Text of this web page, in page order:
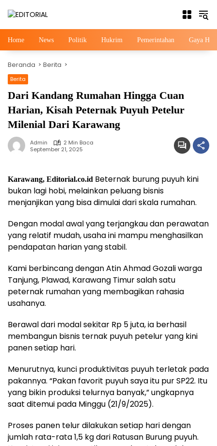
Home News Politik Hukrim Pemerintahan Gaya
Beranda Berita
Berita
Dari Kandang Rumahan Hingga Cuan
Harian, Kisah Peternak Puyuh Petelur
Milenial Dari Karawang
Admin
2 Min Baca
September 21, 2025
Karawang, Editorial.co.id Beternak burung puyuh kini
bukan lagi hobi, melainkan peluang bisnis
menjanjikan yang bisa dimulai dari skala rumahan.
Dengan modal awal yang terjangkau dan perawatan
yang relatif mudah, usaha ini mampu menghasilkan
pendapatan harian yang stabil.
Kami berbincang dengan Atin Ahmad Gozali warga
Tanjung, Plawad, Karawang Timur salah satu
peternak rumahan yang membagikan rahasia
usahanya.
Berawal dari modal sekitar Rp 5 juta, ia berhasil
membangun bisnis ternak puyuh petelur yang kini
panen setiap hari.
Menurutnya, kunci produktivitas puyuh terletak pada
pakannya. “Pakan favorit puyuh saya itu pur SP22. Itu
yang bikin produksi telurnya banyak,” ungkapnya
saat ditemui pada Minggu (21/9/2025).
Proses panen telur dilakukan setiap hari dengan
jumlah rata-rata 1,5 kg dari Ratusan Burung puyuh.